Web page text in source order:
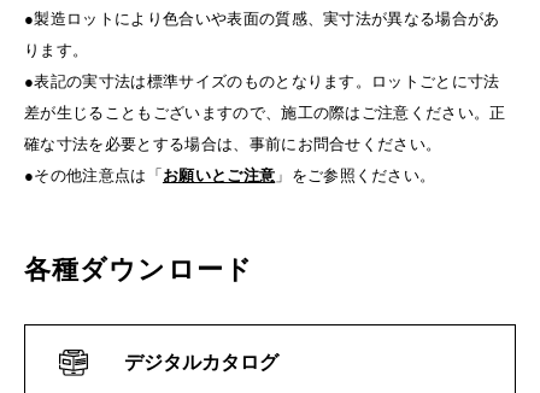
●製造ロットにより色合いや表面の質感、実寸法が異なる場合があ
ります。
●表記の実寸法は標準サイズのものとなります。ロットごとに寸法
差が生じることもございますので、施工の際はご注意ください。正
確な寸法を必要とする場合は、事前にお問合せください。
●その他注意点は「 お願いとご注意 」をご参照ください。
各種ダウンロード
デジタルカタログ